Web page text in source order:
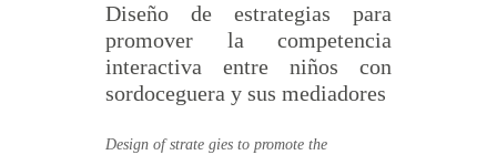
Diseño de estrategias para
promover la competencia
interactiva entre niños con
sordoceguera y sus mediadores
Design of strate gies to promote the